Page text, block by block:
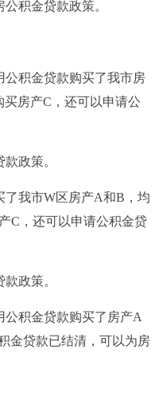
积金贷款政策。
积金贷款购买了我市房
房产C，还可以申请公
政策。
我市W区房产A和B，均
C，还可以申请公积金贷
政策。
积金贷款购买了房产A
金贷款已结清，可以为房